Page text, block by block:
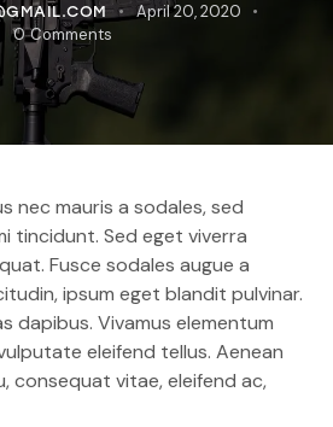
April 20, 2020
0 Comments
nec mauris a sodales, sed
tincidunt. Sed eget viverra
Fusce sodales augue a
ipsum eget blandit pulvinar.
dapibus. Vivamus elementum
eleifend tellus. Aenean
consequat vitae, eleifend ac,